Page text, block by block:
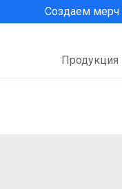
Продукция
Создаем мерч